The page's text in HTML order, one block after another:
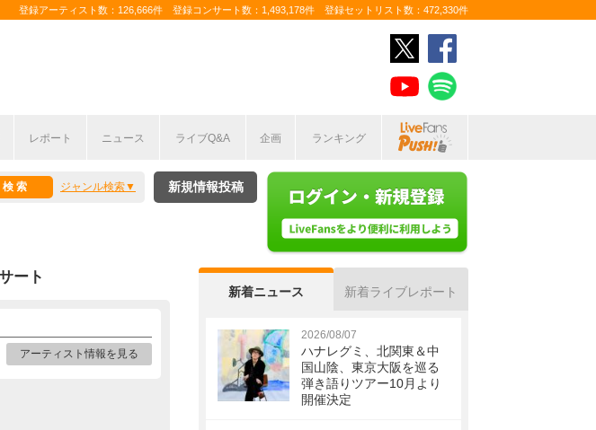
登録アーティスト数：126,666件 登録コンサート数：1,493,178件 登録セットリスト数：472,330件
レポート ニュース ライブQ&A 企画 ランキング
ジャンル検索 新規情報投稿
ート
アーティスト情報を見る
新着ニュース 新着ライブレポート
2026/08/07
ハナレグミ、北関東＆中
国山陰、東京大阪を巡る
弾き語りツアー10月より
開催決定